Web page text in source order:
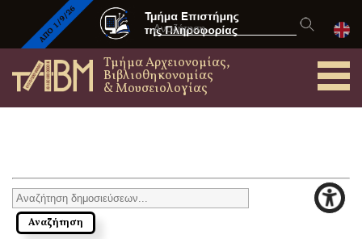
Τμήμα Αρχειονομίας,
Βιβλιοθηκονομίας
& Μουσειολογίας